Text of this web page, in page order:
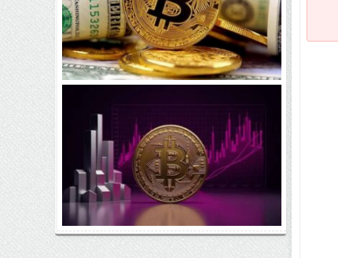
رقابت پنهان دولت‌ها بر سر بیت‌کوین/
۱۰ کشور برتر کدامند؟
اتفاق مهم در بازار رمزارزها / بیت‌کوین